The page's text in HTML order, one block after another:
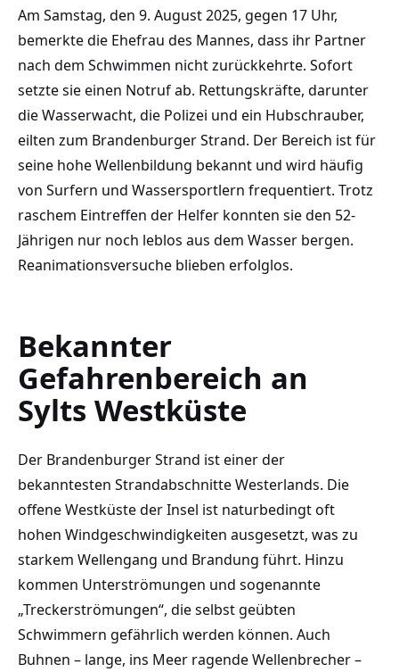
Am Samstag, den 9. August 2025, gegen 17 Uhr,
bemerkte die Ehefrau des Mannes, dass ihr Partner
nach dem Schwimmen nicht zurückkehrte. Sofort
setzte sie einen Notruf ab. Rettungskräfte, darunter
die Wasserwacht, die Polizei und ein Hubschrauber,
eilten zum Brandenburger Strand. Der Bereich ist für
seine hohe Wellenbildung bekannt und wird häufig
von Surfern und Wassersportlern frequentiert. Trotz
raschem Eintreffen der Helfer konnten sie den 52-
Jährigen nur noch leblos aus dem Wasser bergen.
Reanimationsversuche blieben erfolglos.
Bekannter
Gefahrenbereich an
Sylts Westküste
Der Brandenburger Strand ist einer der
bekanntesten Strandabschnitte Westerlands. Die
offene Westküste der Insel ist naturbedingt oft
hohen Windgeschwindigkeiten ausgesetzt, was zu
starkem Wellengang und Brandung führt. Hinzu
kommen Unterströmungen und sogenannte
„Treckerströmungen“, die selbst geübten
Schwimmern gefährlich werden können. Auch
Buhnen – lange, ins Meer ragende Wellenbrecher –